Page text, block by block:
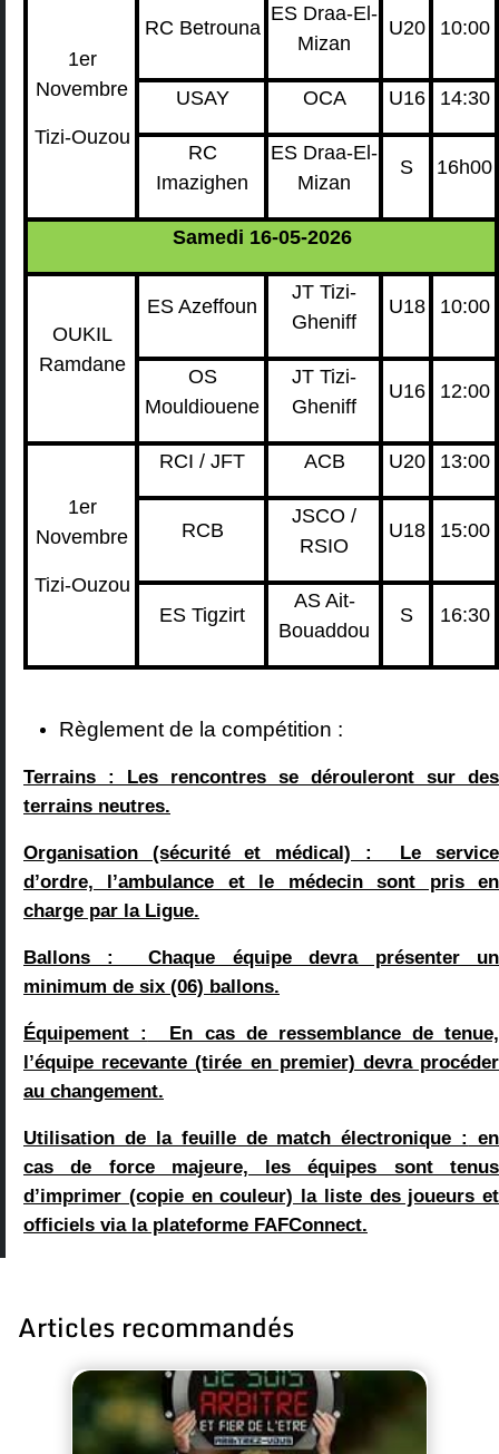
1er
Novembre
Tizi-Ouzou
RC Betrouna
ES Draa-El-
Mizan
U20 10:00
USAY OCA U16 14:30
RC
Imazighen
ES Draa-El-
Mizan
S 16h00
Samedi 16-05-2026
OUKIL
Ramdane
ES Azeffoun
JT Tizi-
Gheniff
U18 10:00
OS
Mouldiouene
JT Tizi-
Gheniff
U16 12:00
1er
Novembre
Tizi-Ouzou
RCI / JFT ACB U20 13:00
RCB
JSCO /
RSIO
U18 15:00
ES Tigzirt
AS Ait-
Bouaddou
S 16:30
Règlement de la compétition :
Terrains : Les rencontres se dérouleront sur des
terrains neutres.
Organisation (sécurité et médical) : Le service
d’ordre, l’ambulance et le médecin sont pris en
charge par la Ligue.
Ballons : Chaque équipe devra présenter un
minimum de six (06) ballons.
Équipement :
En cas de ressemblance de tenue,
l’équipe recevante (tirée en premier) devra procéder
au changement.
Utilisation de la feuille de match électronique : en
cas de force majeure, les équipes sont tenus
d’imprimer (copie en couleur) la liste des joueurs et
officiels via la plateforme FAFConnect.
Articles recommandés